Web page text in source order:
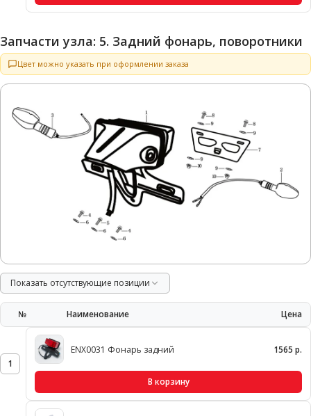
Запчасти узла: 5. Задний фонарь, поворотники
Цвет можно указать при оформлении заказа
Показать отсутствующие позиции
№ Наименование Цена
1
ENX0031 Фонарь задний 1565 р.
В корзину